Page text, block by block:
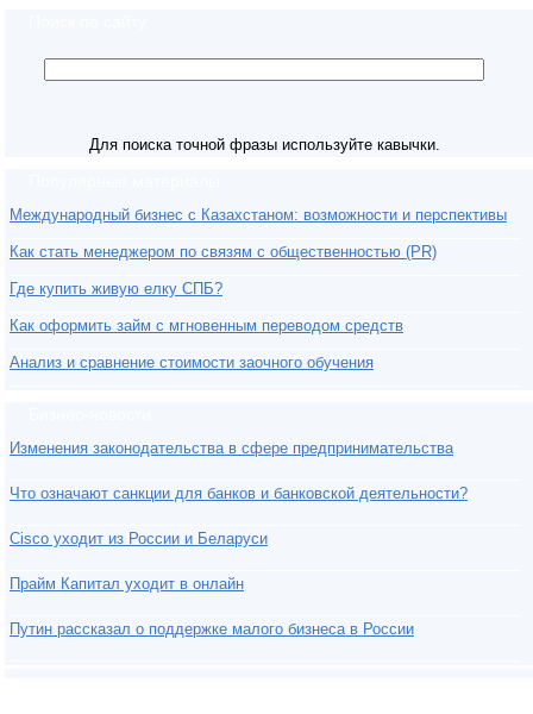
Для поиска точной фразы используйте кавычки.
Международный бизнес с Казахстаном: возможности и перспективы
Как стать менеджером по связям с общественностью (PR)
Где купить живую елку СПБ?
Как оформить займ с мгновенным переводом средств
Анализ и сравнение стоимости заочного обучения
Изменения законодательства в сфере предпринимательства
Что означают санкции для банков и банковской деятельности?
Cisco уходит из России и Беларуси
Прайм Капитал уходит в онлайн
Путин рассказал о поддержке малого бизнеса в России